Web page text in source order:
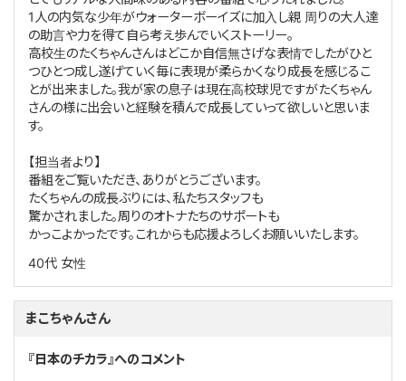
1人の内気な少年がウォーターボーイズに加入し親 周りの大人達
の助言や力を得て自ら考え歩んでいくストーリー。
高校生のたくちゃんさんはどこか自信無さげな表情でしたがひと
つひとつ成し遂げていく毎に表現が柔らかくなり成長を感じるこ
とが出来ました。我が家の息子は現在高校球児ですがたくちゃん
さんの様に出会いと経験を積んで成長していって欲しいと思いま
す。
【担当者より】
番組をご覧いただき、ありがとうございます。
たくちゃんの成長ぶりには、私たちスタッフも
驚かされました。周りのオトナたちのサポートも
かっこよかったです。これからも応援よろしくお願いいたします。
40代 女性
まこちゃんさん
『日本のチカラ』へのコメント